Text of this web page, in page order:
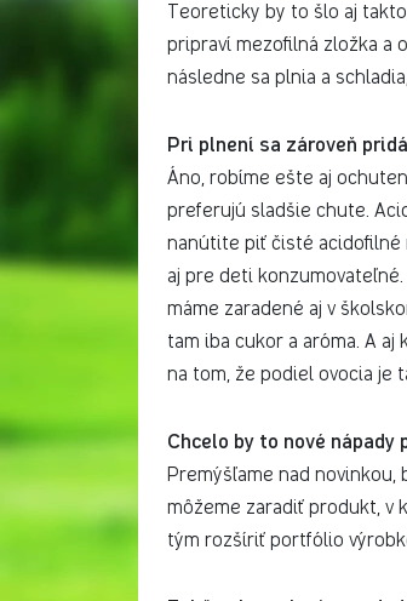
Teoreticky by to šlo aj
pripraví mezofilná zložka a
následne sa plnia a
Pri plnení sa zároveň
Áno, robíme ešte aj
preferujú sladšie chute.
nanútite piť čisté acidofilné
aj pre deti
máme zaradené aj v
tam iba cukor a aróma. A
na tom, že podiel ovocia je
Chcelo by to nové nápady
Premýšľame nad
môžeme zaradiť produkt, v
tým rozšíriť portfólio